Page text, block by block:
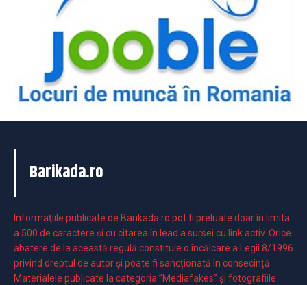
Barikada.ro
Informaţiile publicate de Barikada.ro pot fi preluate doar în limita
a 500 de caractere şi cu citarea în lead a sursei cu link activ. Orice
abatere de la această regulă constituie o încălcare a Legii 8/1996
privind dreptul de autor și poate fi sancționată în consecință.
Materialele publicate la categoria ”Mediafakes” și fotografiile